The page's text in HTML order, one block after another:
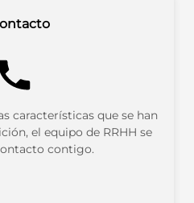
características que se han
el equipo de RRHH se
contigo.